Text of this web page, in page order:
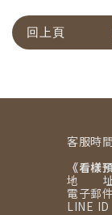
回上頁
客服時
（週
《看樣
地 址
電子郵
LINE